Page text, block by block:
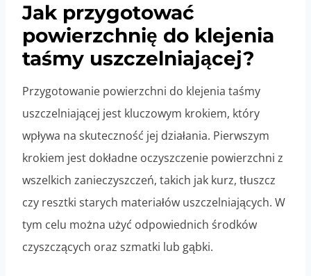
Jak przygotować
powierzchnię do klejenia
taśmy uszczelniającej?
Przygotowanie powierzchni do klejenia taśmy
uszczelniającej jest kluczowym krokiem, który
wpływa na skuteczność jej działania. Pierwszym
krokiem jest dokładne oczyszczenie powierzchni z
wszelkich zanieczyszczeń, takich jak kurz, tłuszcz
czy resztki starych materiałów uszczelniających. W
tym celu można użyć odpowiednich środków
czyszczących oraz szmatki lub gąbki.